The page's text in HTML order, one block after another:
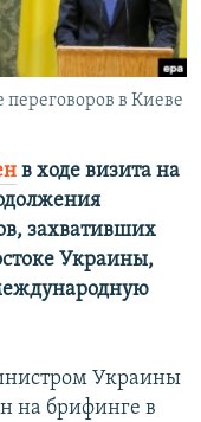
в Киеве
в ходе визита на
захвативших
Украины,
Украины
на брифинге в